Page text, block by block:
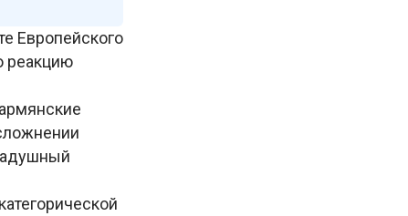
Европейского
реакцию